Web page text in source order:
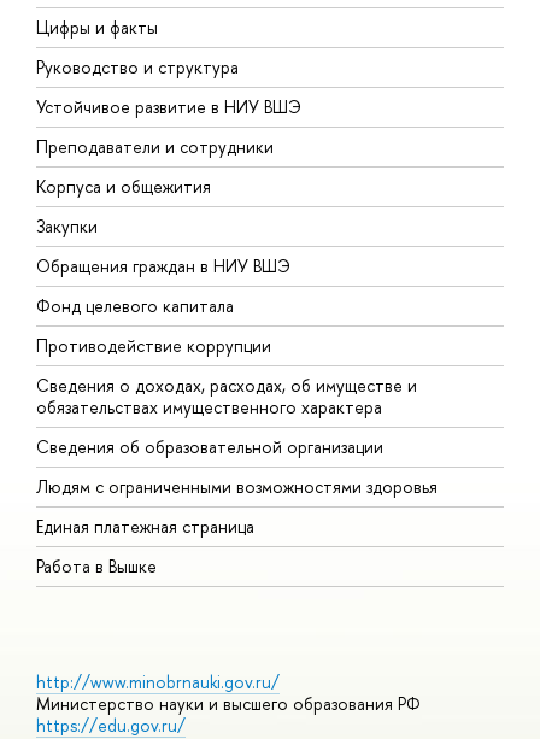
Цифры и факты
Руководство и структура
Устойчивое развитие в НИУ ВШЭ
Преподаватели и сотрудники
Корпуса и общежития
Закупки
Обращения граждан в НИУ ВШЭ
Фонд целевого капитала
Противодействие коррупции
Сведения о доходах, расходах, об имуществе и
обязательствах имущественного характера
Сведения об образовательной организации
Людям с ограниченными возможностями здоровья
Единая платежная страница
Работа в Вышке
http://www.minobrnauki.gov.ru/
Министерство науки и высшего образования РФ
https://edu.gov.ru/